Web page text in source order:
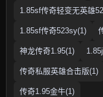
1.85sf传奇轻变无英雄
1.85sf传奇523sy(1)
神龙传奇1.95(1)
传奇私服英雄合击版(1)
传奇1.95金牛(1)